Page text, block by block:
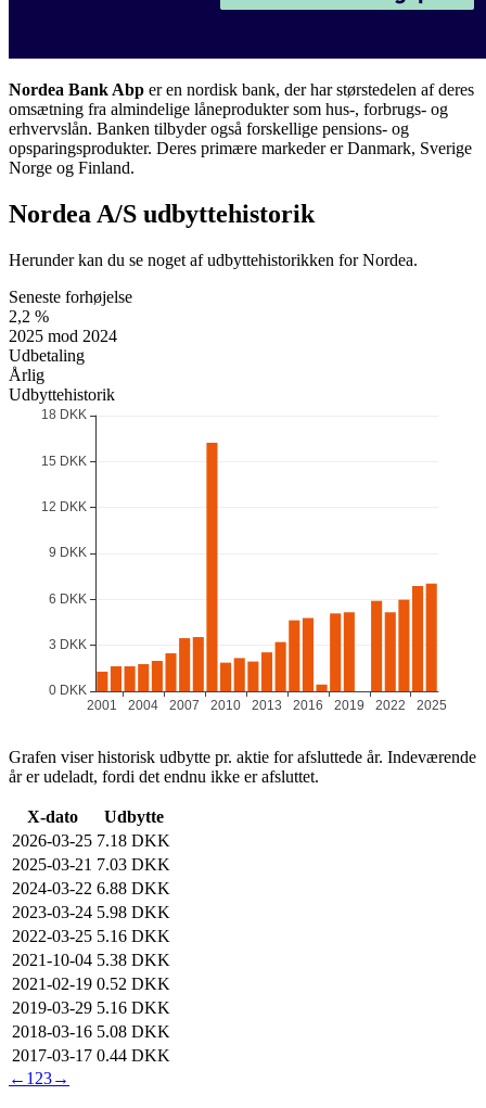
Nordea Bank Abp er en nordisk bank, der har størstedelen af deres
omsætning fra almindelige låneprodukter som hus-, forbrugs- og
erhvervslån. Banken tilbyder også forskellige pensions- og
opsparingsprodukter. Deres primære markeder er Danmark, Sverige
Norge og Finland.
Nordea A/S udbyttehistorik
Herunder kan du se noget af udbyttehistorikken for Nordea.
Seneste forhøjelse
2,2 %
2025 mod 2024
Udbetaling
Årlig
Udbyttehistorik
Grafen viser historisk udbytte pr. aktie for afsluttede år. Indeværende
år er udeladt, fordi det endnu ikke er afsluttet.
X-dato
Udbytte
2026-03-25 7.18 DKK
2025-03-21 7.03 DKK
2024-03-22 6.88 DKK
2023-03-24 5.98 DKK
2022-03-25 5.16 DKK
2021-10-04 5.38 DKK
2021-02-19 0.52 DKK
2019-03-29 5.16 DKK
2018-03-16 5.08 DKK
2017-03-17 0.44 DKK
← 1 23→